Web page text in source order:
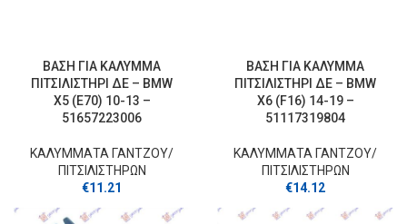
ΒΑΣΗ ΓΙΑ ΚΑΛΥΜΜΑ
ΠΙΤΣΙΛΙΣΤΗΡΙ ΔΕ – BMW
X5 (E70) 10-13 –
51657223006
ΚΑΛΥΜΜΑΤΑ ΓΑΝΤΖOY/
ΠΙΤΣΙΛΙΣΤΗΡΩΝ
€11.21
ΒΑΣΗ ΓΙΑ ΚΑΛΥΜΜΑ
ΠΙΤΣΙΛΙΣΤΗΡΙ ΔΕ – BMW
X6 (F16) 14-19 –
51117319804
ΚΑΛΥΜΜΑΤΑ ΓΑΝΤΖOY/
ΠΙΤΣΙΛΙΣΤΗΡΩΝ
€14.12